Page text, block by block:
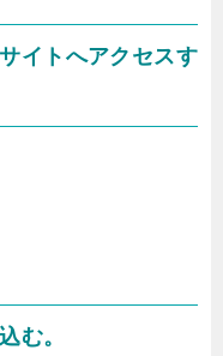
イトへアクセスす
む。